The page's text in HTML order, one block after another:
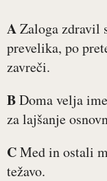
AZaloga zdravil
prevelika, po
zavreči.
BDoma velja
za lajšanje
CMed in ostali
težavo.